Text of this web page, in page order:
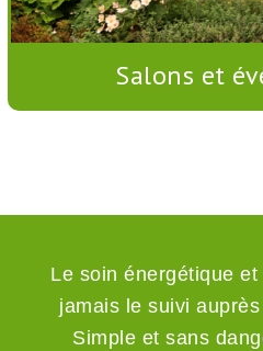
Salons et
Le soin énergétique
jamais le suivi
Simple et sans